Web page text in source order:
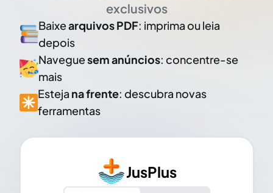
exclusivos
Baixearquivos PDF: imprima ou leia
depois
Naveguesem anúncios: concentre-se
mais
Esteja na frente: descubra novas
ferramentas
JusPlus